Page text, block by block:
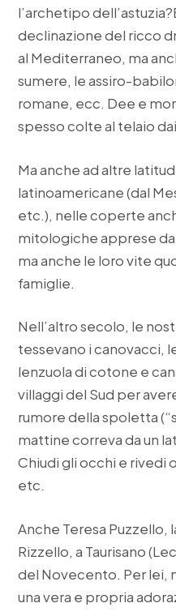
l’archetipo dell’astuzia?
declinazione del ricco
al Mediterraneo, ma
sumere, le assiro-
romane, ecc. Dee e
spesso colte al telaio
Ma anche ad altre
latinoamericane (dal
etc.), nelle coperte
mitologiche apprese
ma anche le loro vite
famiglie.
Nell’altro secolo, le
tessevano i canovacci,
lenzuola di cotone e
villaggi del Sud per
rumore della spoletta
mattine correva da un
Chiudi gli occhi e rivedi
etc.
Anche Teresa Puzzello,
Rizzello, a Taurisano
del Novecento. Per lei,
una vera e propria